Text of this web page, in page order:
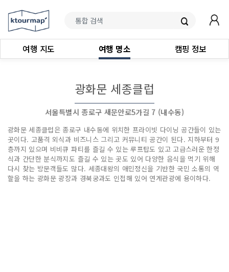
여행 지도 여행 명소 캠핑 정보
광화문 세종클럽
서울특별시 종로구 새문안로5가길 7 (내수동)
광화문 세종클럽은 종로구 내수동에 위치한 프라이빗 다이닝 공간들이 있는
곳이다. 고품격 외식과 비즈니스 그리고 커뮤니티 공간이 된다. 지하부터 9
층까지 있으며 비비큐 파티를 즐길 수 있는 루프탑도 있고 고급스러운 한정
식과 간단한 분식까지도 즐길 수 있는 곳도 있어 다양한 음식을 먹기 위해
다시 찾는 방문객들도 많다. 세종대왕의 애민정신을 기반한 국민 소통의 역
할을 하는 광화문 광장과 경북궁과도 인접해 있어 연계관광에 용이하다.